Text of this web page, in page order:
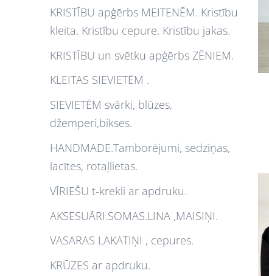
KRISTĪBU apģērbs MEITENĒM. Kristību
kleita. Kristību cepure. Kristību jakas.
KRISTĪBU un svētku apģērbs ZĒNIEM.
KLEITAS SIEVIETĒM .
SIEVIETĒM svārki, blūzes,
džemperi,bikses.
HANDMADE.Tamborējumi, sedziņas,
lacītes, rotaļlietas.
VĪRIEŠU t-krekli ar apdruku.
AKSESUĀRI.SOMAS.LINA ,MAISIŅI.
VASARAS LAKATIŅI , cepures.
KRŪZES ar apdruku.